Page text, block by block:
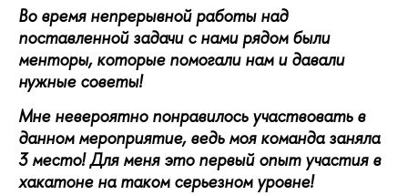
Во время непрерывной работы над
поставленной задачи с нами рядом были
менторы, которые помогали нам и давали
нужные советы!
Мне невероятно понравилось участвовать в
данном мероприятие, ведь моя команда заняла
3 место! Для меня это первый опыт участия в
хакатоне на таком серьезном уровне!